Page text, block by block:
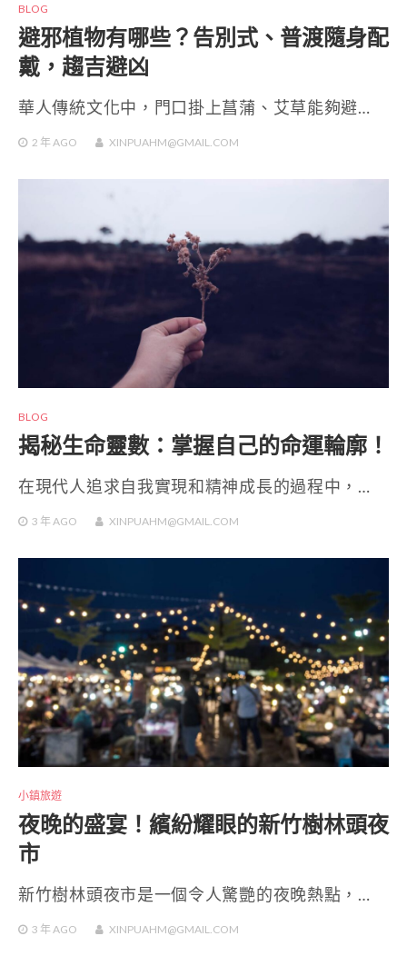
BLOG
避邪植物有哪些？告別式、普渡隨身配
戴，趨吉避凶
華人傳統文化中，門口掛上菖蒲、艾草能夠避…
2 年 AGO XINPUAHM@GMAIL.COM
BLOG
揭秘生命靈數：掌握自己的命運輪廓！
在現代人追求自我實現和精神成長的過程中，…
3 年 AGO XINPUAHM@GMAIL.COM
小鎮旅遊
夜晚的盛宴！繽紛耀眼的新竹樹林頭夜
市
新竹樹林頭夜市是一個令人驚艷的夜晚熱點，…
3 年 AGO XINPUAHM@GMAIL.COM